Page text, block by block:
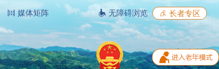
媒体矩阵 无障碍浏览 长者专区